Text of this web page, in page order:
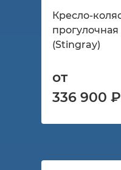
Кресло-
(Stingray)
от
336 900 ₽